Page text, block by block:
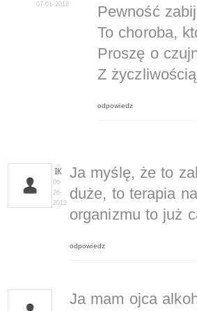
07-01-2018
Pewność
To choroba,
Proszę o
Z
odpowiedz
IK
06-
26-
2012
Ja myślę, że to
duże, to terapia
organizmu to już
odpowiedz
Ja mam ojca